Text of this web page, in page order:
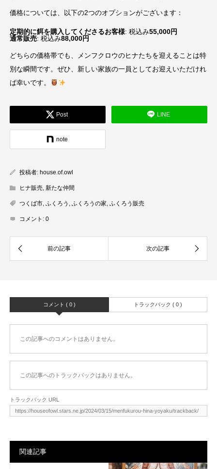
価格については、以下の2つのオプションがございます：
定期的に餌を購入してくださるお客様: 税込み55,000円
通常販売: 税込み88,000円
どちらの価格帯でも、メンフクロウのヒナたちを迎えることは特
別な瞬間です。ぜひ、新しい家族の一員としてお迎えいただけれ
ば幸いです。
Post LINE
note
投稿者: house.of.owl
ヒナ販売, 新たな仲間
つくば市, ふくろう , ふくろうの家, ふくろう販売
コメント: 0
コメント ( 0 ) トラックバック ( 0 )
この記事へのコメントはありません。
この記事へのトラックバックはありません。
トラックバック URL
関連記事